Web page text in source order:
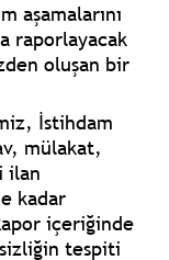
aşamalarını
raporlayacak
oluşan bir
İstihdam
mülakat,
ilan
kadar
içeriğinde
tespiti